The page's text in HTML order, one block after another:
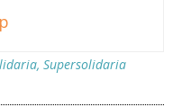
, Supersolidaria